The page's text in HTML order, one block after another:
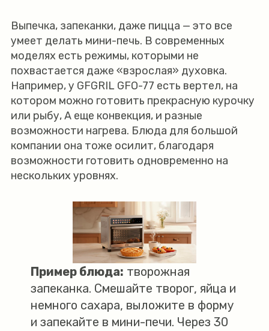
Выпечка, запеканки, даже пицца — это все
умеет делать мини-печь. В современных
моделях есть режимы, которыми не
похвастается даже «взрослая» духовка.
Например, у GFGRIL GFO-77 есть вертел, на
котором можно готовить прекрасную курочку
или рыбу, А еще конвекция, и разные
возможности нагрева. Блюда для большой
компании она тоже осилит, благодаря
возможности готовить одновременно на
нескольких уровнях.
Пример блюда: творожная
запеканка. Смешайте творог, яйца и
немного сахара, выложите в форму
и запекайте в мини-печи. Через 30